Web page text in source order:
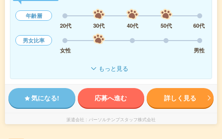
年齢層
20代
30代 40代 50代
60代
男女比率
女性
男性
もっと見る
気になる! 応募へ進む 詳しく見る
派遣会社 パーソルテンプスタッフ株式会社